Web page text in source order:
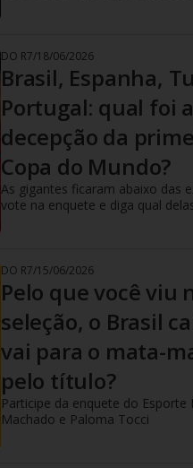
DO R7/18/06/2026
Brasil, Espanha,
Portugal: qual foi
decepção da
Copa do Mundo?
As gigantes ficaram abaixo das
vote na enquete e diga qual
DO R7/15/06/2026
Pelo que você viu
seleção, o Brasil
vai para o mata-
pelo título?
Participe da enquete do Esporte
Machado e Paloma Tocci